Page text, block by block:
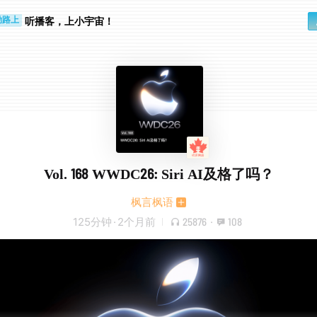
上 听播客，上小宇宙！
Vol. 168 WWDC26: Siri AI及格了吗？
枫言枫语
125分钟 · 2个月前 25876 · 108